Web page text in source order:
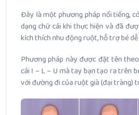
Đây là một phương pháp nổi tiếng,
dạng chữ cái khi thực hiện và đã
kích thích nhu động ruột, hỗ trợ bé
Phương pháp này được đặt tên
cái I – L – U mà tay bạn tạo ra trên
với đường đi của ruột già (đại tràng)